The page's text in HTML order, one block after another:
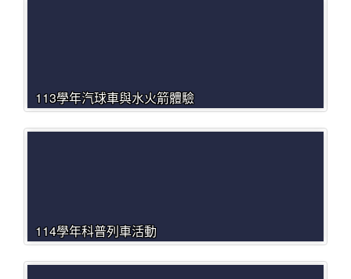
113學年汽球車與水火箭體驗
114學年科普列車活動